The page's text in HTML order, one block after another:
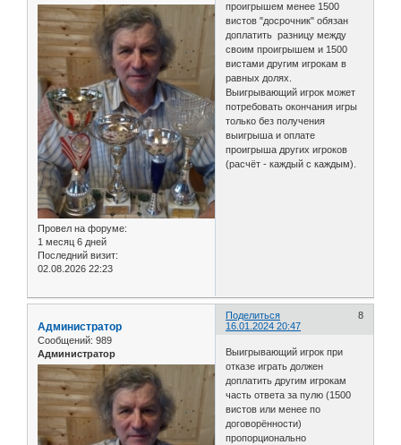
Провел на форуме:
1 месяц 6 дней
Последний визит:
02.08.2026 22:23
проигрышем менее 1500
вистов "досрочник" обязан
доплатить разницу между
своим проигрышем и 1500
вистами другим игрокам в
равных долях.
Выигрывающий игрок может
потребовать окончания игры
только без получения
выигрыша и оплате
проигрыша других игроков
(расчёт - каждый с каждым).
Поделиться
8
16.01.2024 20:47
Администратор
Сообщений: 989
Администратор
Выигрывающий игрок при
отказе играть должен
доплатить другим игрокам
часть ответа за пулю (1500
вистов или менее по
договорённости)
пропорционально